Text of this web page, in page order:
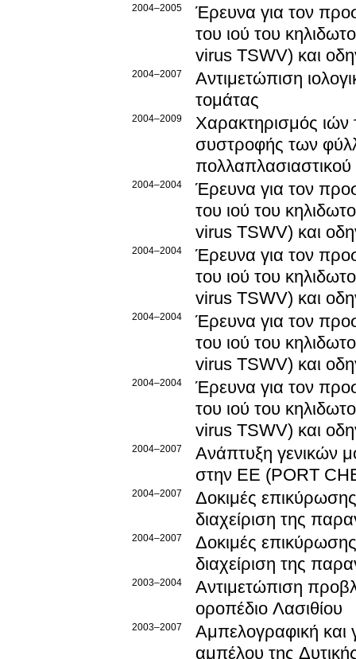
2004–2005
Έρευνα για τον
του ιού του
virus TSWV) και
2004–2007
Αντιμετώπιση
τομάτας
2004–2009
Χαρακτηρισμός ιών
συστροφής των
πολλαπλασιαστικού
2004–2004
Έρευνα για τον
του ιού του
virus TSWV) και
2004–2004
Έρευνα για τον
του ιού του
virus TSWV) και
2004–2004
Έρευνα για τον
του ιού του
virus TSWV) και
2004–2004
Έρευνα για τον
του ιού του
virus TSWV) και
2004–2007
Ανάπτυξη γενικών
στην ΕΕ (PORT
2004–2007
Δοκιμές επικύρωσης - επιδεικτικές εφραμογές στη
διαχείριση της
2004–2007
Δοκιμές επικύρωσης - επιδεικτικές εφραμογές στη
διαχείριση της
2003–2004
Αντιμετώπιση
οροπέδιο Λασιθίου
2003–2007
Αμπελογραφική και
αμπέλου της